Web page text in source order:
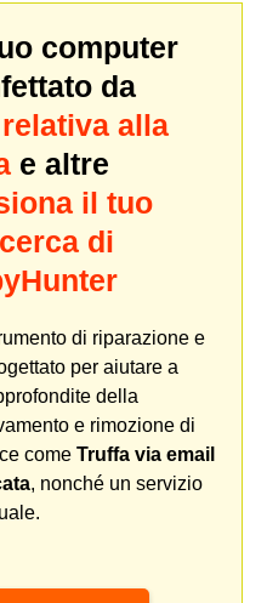
computer
da
alla
e altre
il tuo
di
di riparazione e
per aiutare a
della
e rimozione di
come Truffa via email
, nonché un servizio